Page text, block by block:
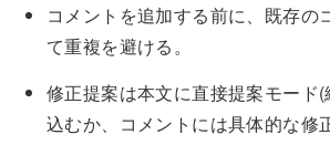
コメントを追加する前に、既存の
て重複を避ける。
修正提案は本文に直接提案モード
込むか、コメントには具体的な修